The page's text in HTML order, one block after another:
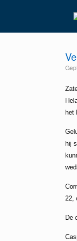
het
hij
22,
De